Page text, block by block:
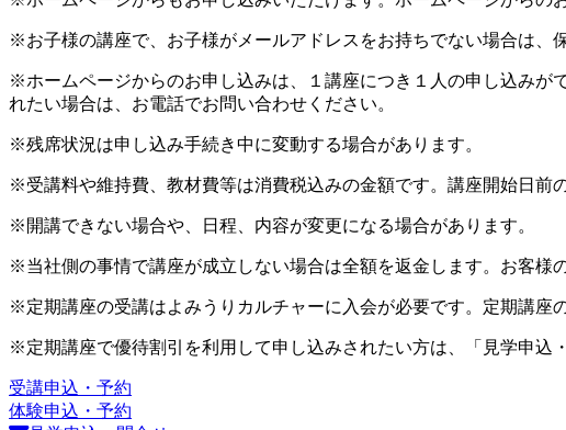
※お子様の講座で、お子様がメールアドレスをお持ちでない場合は、
※ホームページからのお申し込みは、１講座につき１人の申し込みが
れたい場合は、お電話でお問い合わせください。
※残席状況は申し込み手続き中に変動する場合があります。
※受講料や維持費、教材費等は消費税込みの金額です。講座開始日前
※開講できない場合や、日程、内容が変更になる場合があります。
※当社側の事情で講座が成立しない場合は全額を返金します。お客様
※定期講座の受講はよみうりカルチャーに入会が必要です。定期講座
※定期講座で優待割引を利用して申し込みされたい方は、「見学申込
受講申込・予約
体験申込・予約